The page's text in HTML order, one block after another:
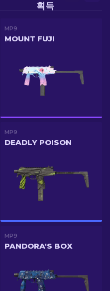
획득
MP9
MOUNT FUJI
MP9
DEADLY POISON
MP9
PANDORA'S BOX